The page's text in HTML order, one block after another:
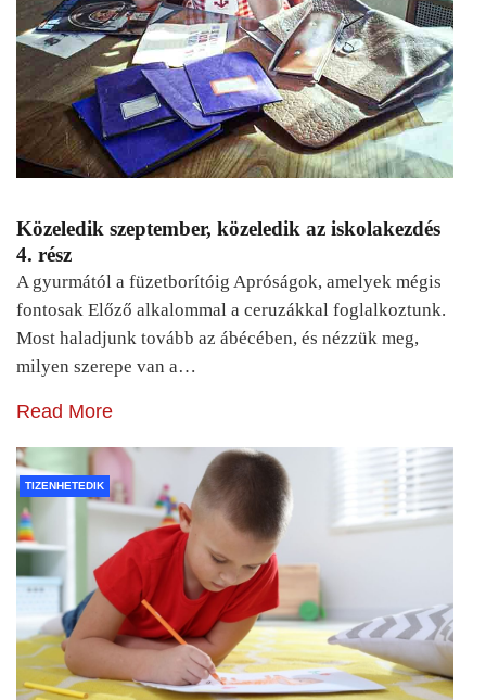
Közeledik szeptember, közeledik az iskolakezdés
4. rész
A gyurmától a füzetborítóig Apróságok, amelyek mégis
fontosak Előző alkalommal a ceruzákkal foglalkoztunk.
Most haladjunk tovább az ábécében, és nézzük meg,
milyen szerepe van a…
Read More
TIZENHETEDIK